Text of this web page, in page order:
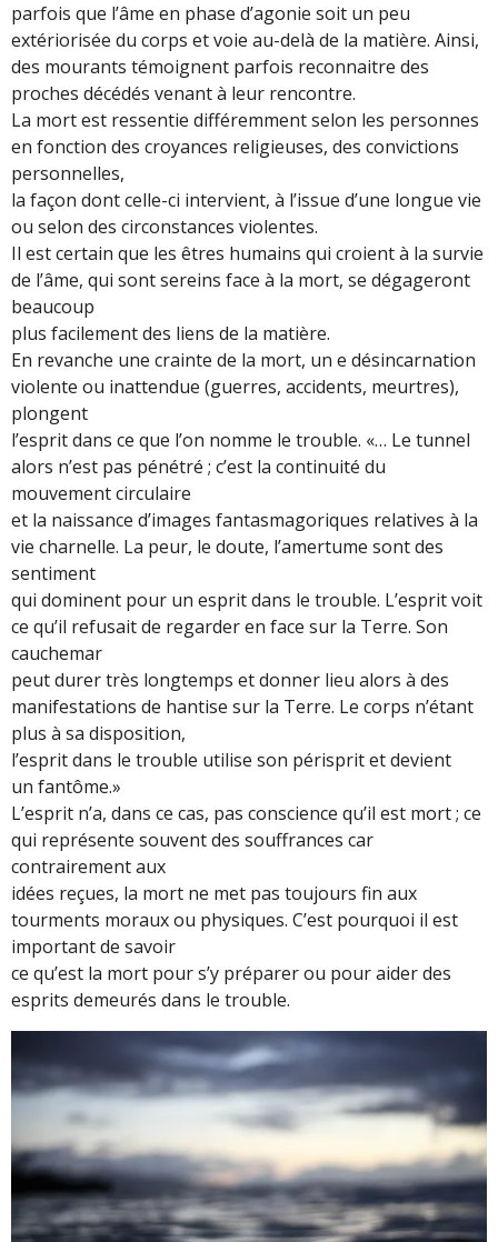
parfois que l’âme en phase d’agonie soit un peu
extériorisée du corps et voie au-delà de la matière. Ainsi,
des mourants témoignent parfois reconnaitre des
proches décédés venant à leur rencontre.
La mort est ressentie différemment selon les personnes
en fonction des croyances religieuses, des convictions
personnelles,
la façon dont celle-ci intervient, à l’issue d’une longue vie
ou selon des circonstances violentes.
Il est certain que les êtres humains qui croient à la survie
de l’âme, qui sont sereins face à la mort, se dégageront
beaucoup
plus facilement des liens de la matière.
En revanche une crainte de la mort, un e désincarnation
violente ou inattendue (guerres, accidents, meurtres),
plongent
l’esprit dans ce que l’on nomme le trouble. «… Le tunnel
alors n’est pas pénétré ; c’est la continuité du
mouvement circulaire
et la naissance d’images fantasmagoriques relatives à la
vie charnelle. La peur, le doute, l’amertume sont des
sentiment
qui dominent pour un esprit dans le trouble. L’esprit voit
ce qu’il refusait de regarder en face sur la Terre. Son
cauchemar
peut durer très longtemps et donner lieu alors à des
manifestations de hantise sur la Terre. Le corps n’étant
plus à sa disposition,
l’esprit dans le trouble utilise son périsprit et devient
un fantôme.»
L’esprit n’a, dans ce cas, pas conscience qu’il est mort ; ce
qui représente souvent des souffrances car
contrairement aux
idées reçues, la mort ne met pas toujours fin aux
tourments moraux ou physiques. C’est pourquoi il est
important de savoir
ce qu’est la mort pour s’y préparer ou pour aider des
esprits demeurés dans le trouble.